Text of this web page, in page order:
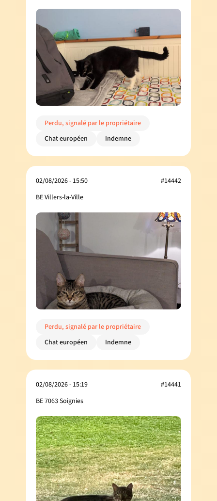
Perdu, signalé par le propriétaire
Chat européen
Indemne
02/08/2026 - 15:50
BE Villers-la-Ville
#14442
Perdu, signalé par le propriétaire
Chat européen
Indemne
02/08/2026 - 15:19
BE 7063 Soignies
#14441